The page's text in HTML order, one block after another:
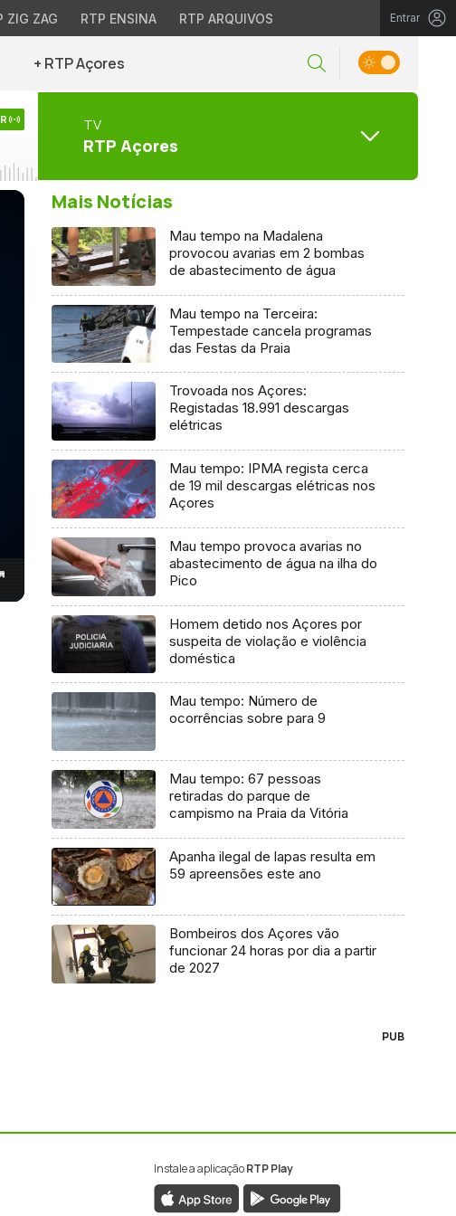
ZIG ZAG RTP ENSINA RTP ARQUIVOS Entrar
+ RTP Açores
TV
RTP Açores
Mais Notícias
Mau tempo na Madalena
provocou avarias em 2 bombas
de abastecimento de água
Mau tempo na Terceira:
Tempestade cancela programas
das Festas da Praia
Trovoada nos Açores:
Registadas 18.991 descargas
elétricas
Mau tempo: IPMA regista cerca
de 19 mil descargas elétricas nos
Açores
Mau tempo provoca avarias no
abastecimento de água na ilha do
Pico
Homem detido nos Açores por
suspeita de violação e violência
doméstica
Mau tempo: Número de
ocorrências sobre para 9
Mau tempo: 67 pessoas
retiradas do parque de
campismo na Praia da Vitória
Apanha ilegal de lapas resulta em
59 apreensões este ano
Bombeiros dos Açores vão
funcionar 24 horas por dia a partir
de 2027
PUB
Instale a aplicaçãoRTP Play